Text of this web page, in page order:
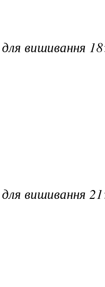
для вишивання
для вишивання